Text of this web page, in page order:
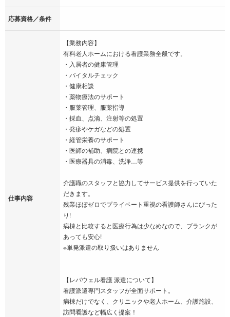
応募資格／条件
仕事内容
【業務内容】
有料老人ホームにおける看護業務全般です。
・入居者の健康管理
・バイタルチェック
・健康相談
・薬物療法のサポート
・服薬管理、服薬指導
・採血、点滴、注射等の処置
・発疹やケガなどの処置
・経管栄養のサポート
・医師の補助、病院との連携
・医療器具の消毒、洗浄…等
介護職のスタッフと協力してサービス提供を行っていた
だきます。
残業ほぼゼロでプライベート重視の看護師さんにぴった
り!
病棟と比較すると医療行為は少なめなので、ブランクが
あっても安心!
※単発派遣の取り扱いはありません
【レバウェル看護 派遣について】
看護派遣専門スタッフが全面サポート。
病棟だけでなく、クリニックや老人ホーム、介護施設、
訪問看護など幅広く提案！